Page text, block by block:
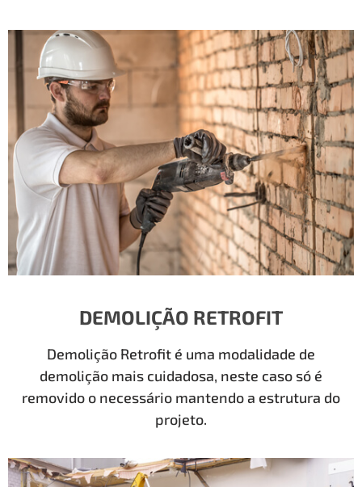
DEMOLIÇÃO RETROFIT
Demolição Retrofit é uma modalidade de
demolição mais cuidadosa, neste caso só é
removido o necessário mantendo a estrutura do
projeto.